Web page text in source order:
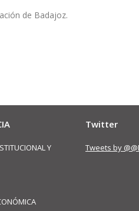
de Badajoz.
Y
Twitter
Tweets by